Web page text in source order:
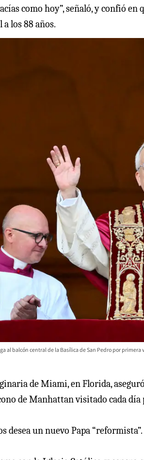
como hoy”, señaló, y confió en
los 88 años.
al balcón central de la Basílica de San Pedro por
de Miami, en Florida,
de Manhattan visitado cada
desea un nuevo Papa “reformista”.